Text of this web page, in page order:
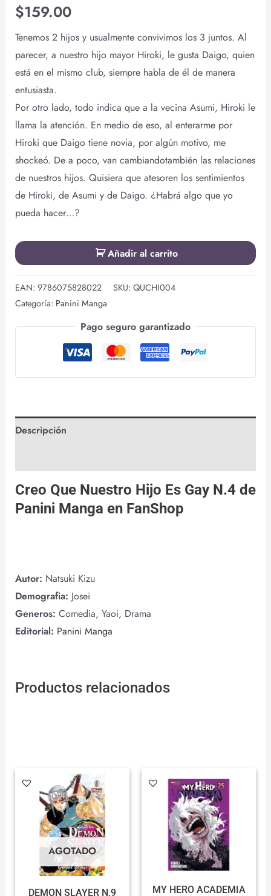
$159.00
Tenemos 2 hijos y usualmente convivimos los 3 juntos. Al
parecer, a nuestro hijo mayor Hiroki, le gusta Daigo, quien
está en el mismo club, siempre habla de él de manera
entusiasta.
Por otro lado, todo indica que a la vecina Asumi, Hiroki le
llama la atención. En medio de eso, al enterarme por
Hiroki que Daigo tiene novia, por algún motivo, me
shockeó. De a poco, van cambiandotambién las relaciones
de nuestros hijos. Quisiera que atesoren los sentimientos
de Hiroki, de Asumi y de Daigo. ¿Habrá algo que yo
pueda hacer…?
Añadir al carrito
EAN: 9786075828022 SKU: QUCHI004
Categoría: Panini Manga
Pago seguro garantizado
Descripción
Creo Que Nuestro Hijo Es Gay N.4 de
Panini Manga en FanShop
Autor: Natsuki Kizu
Demografia: Josei
Generos: Comedia, Yaoi, Drama
Editorial: Panini Manga
Productos relacionados
AGOTADO
DEMON SLAYER N.9
MY HERO ACADEMIA